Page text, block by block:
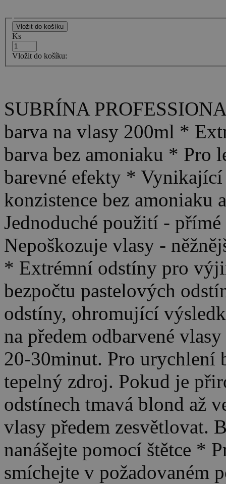
Ks
Vložit do košíku:
SUBRÍNA
barva na vlasy 200ml *
barva bez amoniaku * Pro
barevné efekty *
konzistence bez amoniaku
Jednoduché použití -
Nepoškozuje vlasy -
* Extrémní odstíny pro
bezpočtu pastelových
odstíny, ohromující
na předem odbarvené
20-30minut. Pro urychlení
tepelný zdroj. Pokud je
odstínech tmavá blond až
vlasy předem zesvětlovat.
nanášejte pomocí štětce *
smíchejte v požadovaném